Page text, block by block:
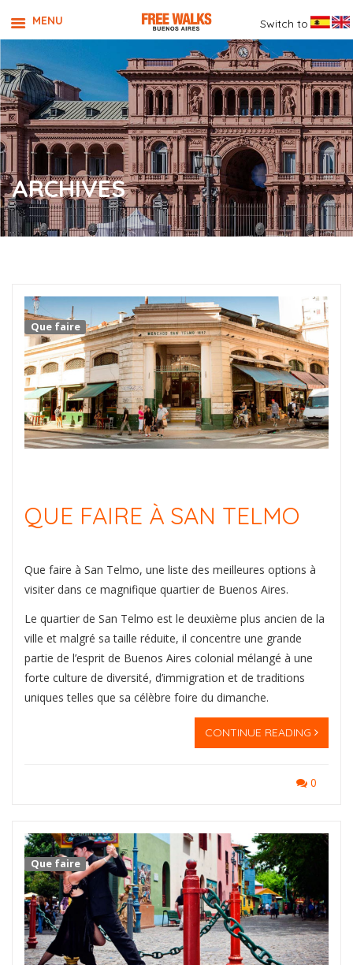
ARCHIVES
Que faire
QUE FAIRE À SAN TELMO
Que faire à San Telmo, une liste des meilleures options à
visiter dans ce magnifique quartier de Buenos Aires.
Le quartier de San Telmo est le deuxième plus ancien de la
ville et malgré sa taille réduite, il concentre une grande
partie de l’esprit de Buenos Aires colonial mélangé à une
forte culture de diversité, d’immigration et de traditions
uniques telles que sa célèbre foire du dimanche.
CONTINUE READING
0
Que faire
MENU Switch to